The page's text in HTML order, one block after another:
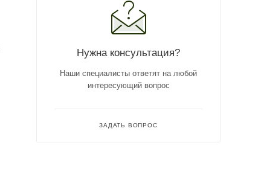
Нужна консультация?
Наши специалисты ответят на любой
интересующий вопрос
ЗАДАТЬ ВОПРОС